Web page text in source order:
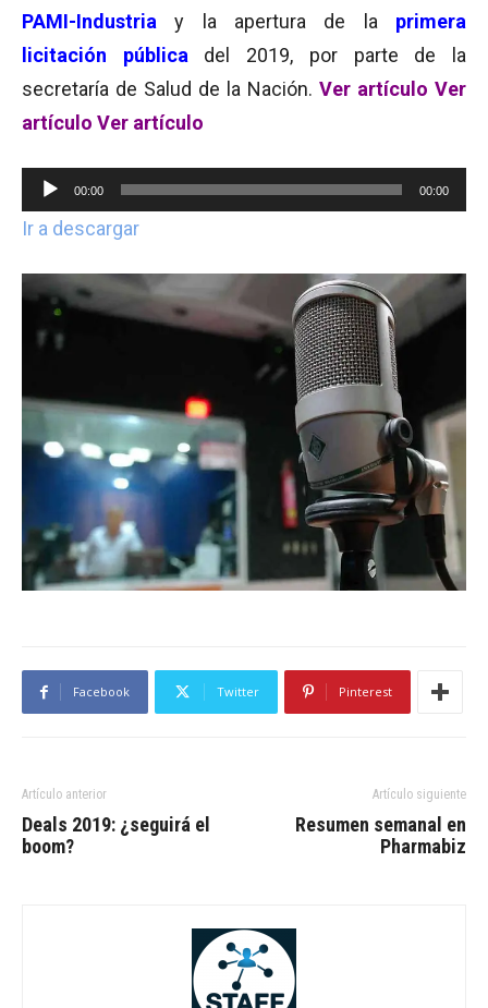
PAMI-Industria y la apertura de la primera
licitación pública
del 2019, por parte de la
secretaría de Salud de la Nación. Ver artículo Ver
artículo Ver artículo
Reproductor
de
audio
00:00 00:00
Ir a descargar
Facebook Twitter Pinterest
Artículo anterior
Deals 2019: ¿seguirá el
boom?
Artículo siguiente
Resumen semanal en
Pharmabiz